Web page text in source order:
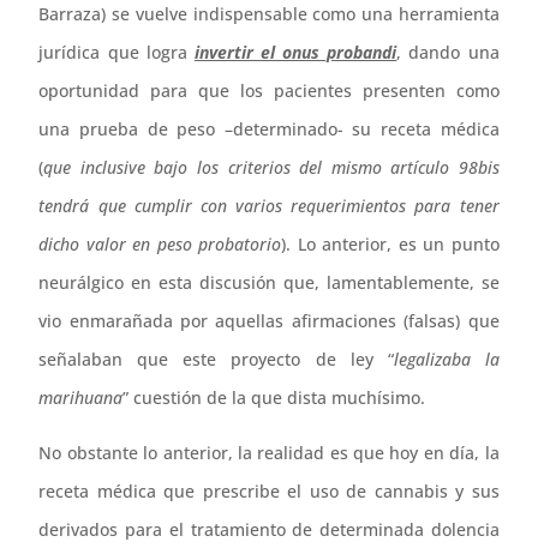
Barraza) se vuelve indispensable como una herramienta
jurídica que logra invertir el onus probandi, dando una
oportunidad para que los pacientes presenten como
una prueba de peso –determinado- su receta médica
(que inclusive bajo los criterios del mismo artículo 98bis
tendrá que cumplir con varios requerimientos para tener
dicho valor en peso probatorio). Lo anterior, es un punto
neurálgico en esta discusión que, lamentablemente, se
vio enmarañada por aquellas afirmaciones (falsas) que
señalaban que este proyecto de ley “legalizaba la
marihuana” cuestión de la que dista muchísimo.
No obstante lo anterior, la realidad es que hoy en día, la
receta médica que prescribe el uso de cannabis y sus
derivados para el tratamiento de determinada dolencia